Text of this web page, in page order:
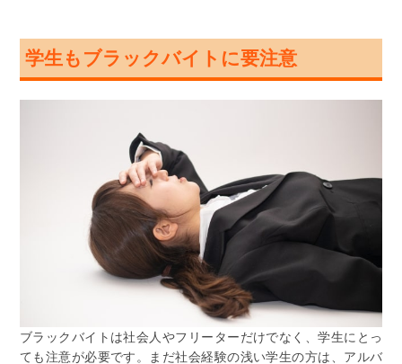
学生もブラックバイトに要注意
ブラックバイトは社会人やフリーターだけでなく、学生にとっ
ても注意が必要です。まだ社会経験の浅い学生の方は、アルバ